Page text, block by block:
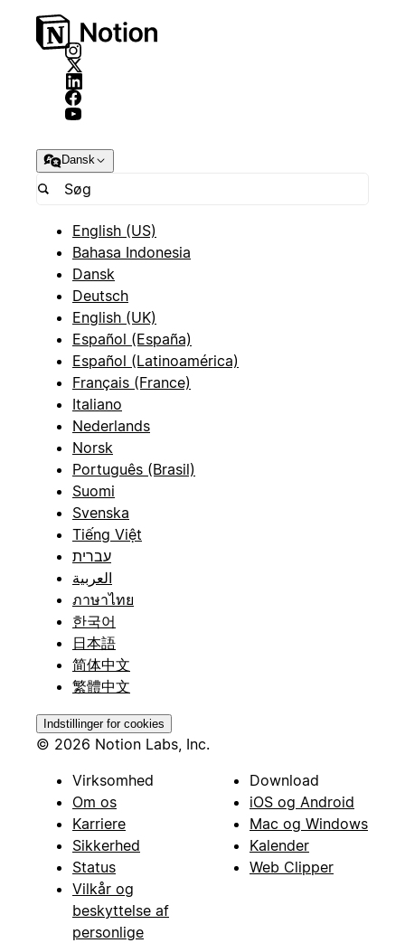
Dansk
English (US)
Bahasa Indonesia
Dansk
Deutsch
English (UK)
Español (España)
Español (Latinoamérica)
Français (France)
Italiano
Nederlands
Norsk
Português (Brasil)
Suomi
Svenska
Tiếng Việt
עברית
العربية
ภาษาไทย
한국어
日本語
简体中文
繁體中文
Indstillinger for cookies
© 2026 Notion Labs, Inc.
Virksomhed
Om os
Karriere
Sikkerhed
Status
Vilkår og
beskyttelse af
personlige
Download
iOS og Android
Mac og Windows
Kalender
Web Clipper